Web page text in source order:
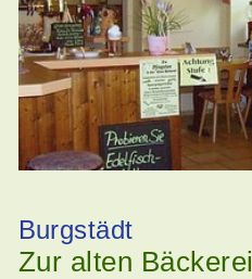
Burgstädt
Zur alten Bäckerei